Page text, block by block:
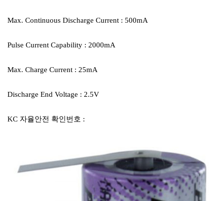
Max. Continuous Discharge Current : 500mA
Pulse Current Capability : 2000mA
Max. Charge Current : 25mA
Discharge End Voltage : 2.5V
KC 자율안전 확인번호 :